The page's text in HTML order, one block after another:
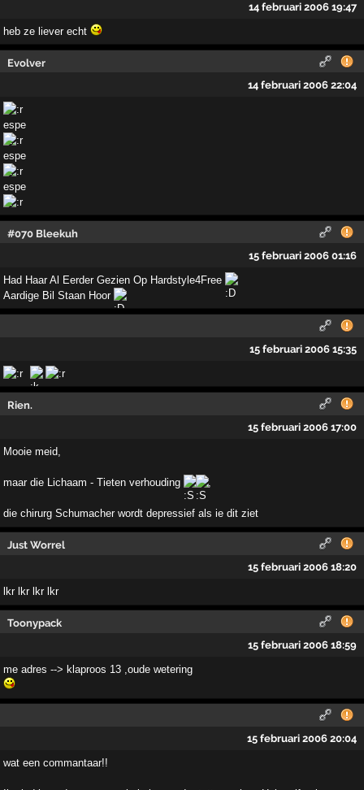
14 februari 2006 19:47
heb ze liever echt
Evolver
14 februari 2006 22:04
#070 Bleekuh
15 februari 2006 01:16
Had Haar Al Eerder Gezien Op Hardstyle4Free
Aardige Bil Staan Hoor
15 februari 2006 15:35
Rien.
15 februari 2006 17:00
Mooie meid,
maar die Lichaam - Tieten verhouding ,
die chirurg Schumacher wordt depressief als ie dit ziet
Just Worrel
15 februari 2006 18:20
lkr lkr lkr lkr
Toonypack
15 februari 2006 18:59
me adres --> klaproos 13 ,oude wetering
15 februari 2006 20:04
wat een commantaar!!